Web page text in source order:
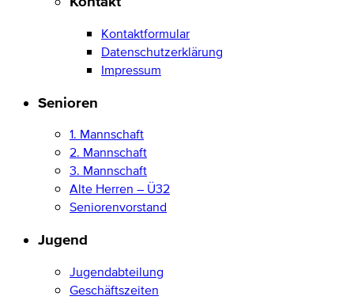
Kontaktformular
Datenschutzerklärung
Impressum
Senioren
1. Mannschaft
2. Mannschaft
3. Mannschaft
Alte Herren – Ü32
Seniorenvorstand
Jugend
Jugendabteilung
Geschäftszeiten